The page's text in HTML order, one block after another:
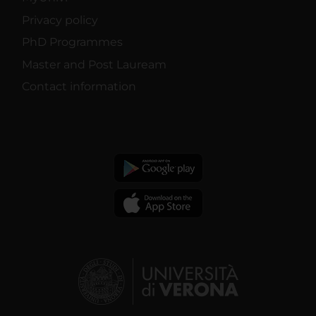
Privacy policy
PhD Programmes
Master and Post Lauream
Contact information